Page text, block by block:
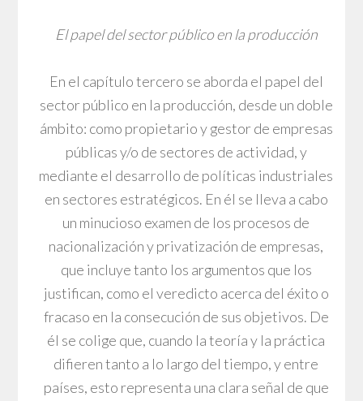
El papel del sector público en la producción
En el capítulo tercero se aborda el papel del
sector público en la producción, desde un doble
ámbito: como propietario y gestor de empresas
públicas y/o de sectores de actividad, y
mediante el desarrollo de políticas industriales
en sectores estratégicos. En él se lleva a cabo
un minucioso examen de los procesos de
nacionalización y privatización de empresas,
que incluye tanto los argumentos que los
justifican, como el veredicto acerca del éxito o
fracaso en la consecución de sus objetivos. De
él se colige que, cuando la teoría y la práctica
difieren tanto a lo largo del tiempo, y entre
países, esto representa una clara señal de que